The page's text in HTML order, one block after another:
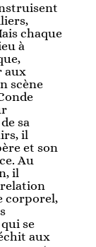
chaque
à
aux
scène
sa
il
et son
Au
il
corporel,
se
aux